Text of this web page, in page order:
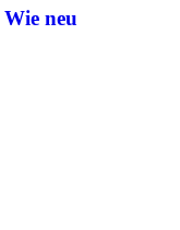
neu